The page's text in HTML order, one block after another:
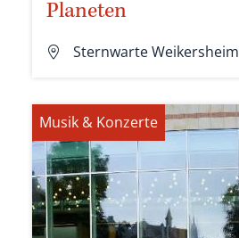
Planeten
Sternwarte Weikersheim
Musik & Konzerte